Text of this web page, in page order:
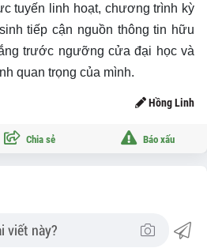
tuyến linh hoạt, chương trình kỳ
tiếp cận nguồn thông tin hữu
trước ngưỡng cửa đại học và
quan trọng của mình.
Hồng Linh
Chia sẻ Báo xấu